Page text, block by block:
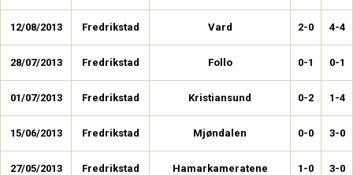
12/08/2013 Fredrikstad Vard 2-0 4-4
28/07/2013 Fredrikstad Follo 0-1 0-1
01/07/2013 Fredrikstad Kristiansund 0-2 1-4
15/06/2013 Fredrikstad Mjøndalen 0-0 3-0
27/05/2013 Fredrikstad Hamarkameratene 1-0 3-0